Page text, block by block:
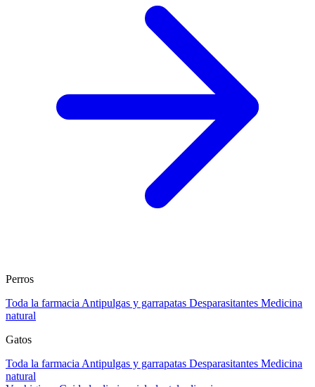
Perros
Toda la farmacia Antipulgas y garrapatas Desparasitantes Medicina
natural
Gatos
Toda la farmacia Antipulgas y garrapatas Desparasitantes Medicina
natural